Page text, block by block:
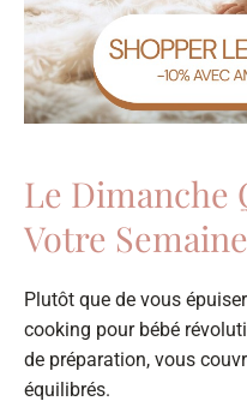
Le Dimanche
Votre Semaine
Plutôt que de vous
cooking pour bébé
de préparation, vous
équilibrés.